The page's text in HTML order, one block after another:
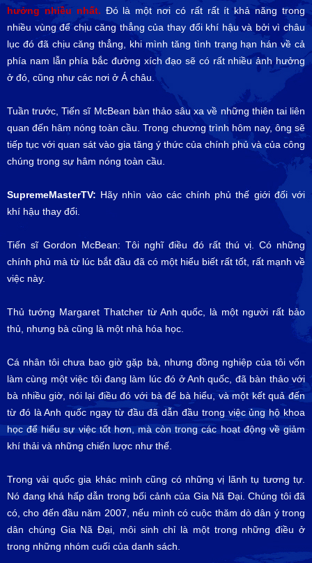
hưởng nhiều nhất. Đó là một nơi có rất rất ít khả năng trong
nhiều vùng để chịu căng thẳng của thay đổi khí hậu và bởi vì châu
lục đó đã chịu căng thẳng, khi mình tăng tình trạng hạn hán về cả
phía nam lẫn phía bắc đường xích đạo sẽ có rất nhiều ảnh hưởng
ở đó, cũng như các nơi ở Á châu.
Tuần trước, Tiến sĩ McBean bàn thảo sâu xa về những thiên tai liên
quan đến hâm nóng toàn cầu. Trong chương trình hôm nay, ông sẽ
tiếp tục với quan sát vào gia tăng ý thức của chính phủ và của công
chúng trong sự hâm nóng toàn cầu.
SupremeMasterTV: Hãy nhìn vào các chính phủ thế giới đối với
khí hậu thay đổi.
Tiến sĩ Gordon McBean: Tôi nghĩ điều đó rất thú vị. Có những
chính phủ mà từ lúc bắt đầu đã có một hiểu biết rất tốt, rất mạnh về
việc này.
Thủ tướng Margaret Thatcher từ Anh quốc, là một người rất bảo
thủ, nhưng bà cũng là một nhà hóa học.
Cá nhân tôi chưa bao giờ gặp bà, nhưng đồng nghiệp của tôi vốn
làm cùng một việc tôi đang làm lúc đó ở Anh quốc, đã bàn thảo với
bà nhiều giờ, nói lại điều đó với bà để bà hiểu, và một kết quả đến
từ đó là Anh quốc ngay từ đầu đã dẫn đầu trong việc ủng hộ khoa
học để hiểu sự việc tốt hơn, mà còn trong các hoạt động về giảm
khí thải và những chiến lược như thế.
Trong vài quốc gia khác mình cũng có những vị lãnh tụ tương tự.
Nó đang khá hấp dẫn trong bối cảnh của Gia Nã Đại. Chúng tôi đã
có, cho đến đầu năm 2007, nếu mình có cuộc thăm dò dân ý trong
dân chúng Gia Nã Đại, môi sinh chỉ là một trong những điều ở
trong những nhóm cuối của danh sách.